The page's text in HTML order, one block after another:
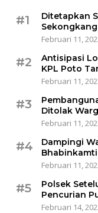
#1
Ditetapkan
Februari 11,
#2
Antisipasi
KPL Poto
Februari 11,
#3
Ditolak
Februari 11,
#4
Dampingi
Februari 11,
#5
Polsek
Pencurian
Februari 14,